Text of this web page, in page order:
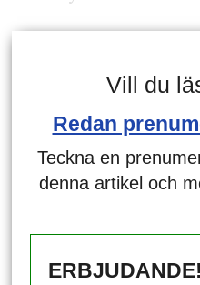
Vill du
Redan
Teckna en
denna artikel och
ERBJUDANDE!